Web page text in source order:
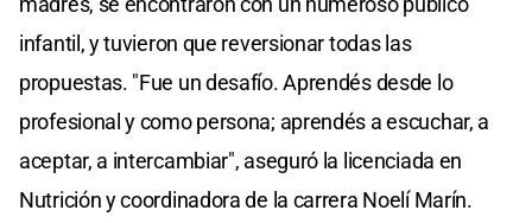
infantil, y tuvieron que reversionar todas las
propuestas. "Fue un desafío. Aprendés desde lo
profesional y como persona; aprendés a escuchar, a
aceptar, a intercambiar", aseguró la licenciada en
Nutrición y coordinadora de la carrera Noelí Marín.